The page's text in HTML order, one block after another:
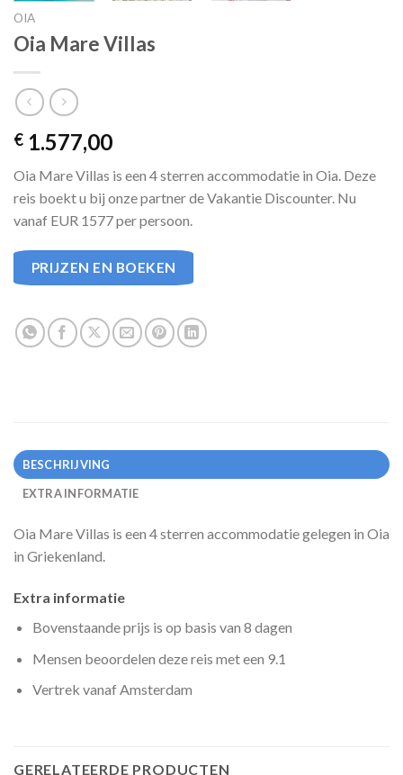
OIA
Oia Mare Villas
€ 1.577,00
Oia Mare Villas is een 4 sterren accommodatie in Oia. Deze
reis boekt u bij onze partner de Vakantie Discounter. Nu
vanaf EUR 1577 per persoon.
PRIJZEN EN BOEKEN
BESCHRIJVING
EXTRA INFORMATIE
Oia Mare Villas is een 4 sterren accommodatie gelegen in Oia
in Griekenland.
Extra informatie
Bovenstaande prijs is op basis van 8 dagen
Mensen beoordelen deze reis met een 9.1
Vertrek vanaf Amsterdam
GERELATEERDE PRODUCTEN